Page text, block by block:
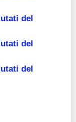
del
del
del